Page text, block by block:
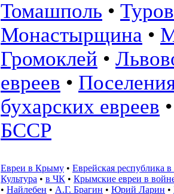
Томашполь • Туров
Монастырщина •
Громоклей •
евреев •
бухарских евреев
БССР
Евреи в Крыму • Еврейская республика
Культура • в ЧК • Крымские евреи в
• Найлебен • А.Г. Брагин • Юрий Ларин •